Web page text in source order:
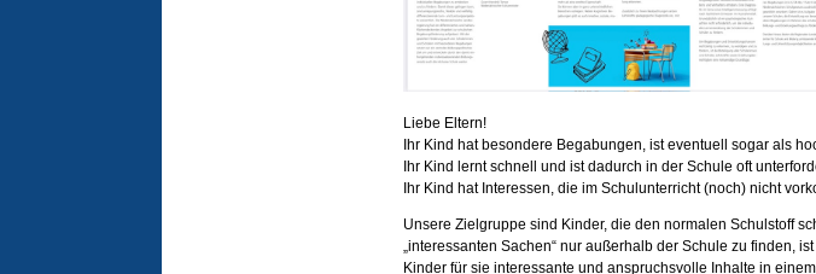
Liebe Eltern!
Ihr Kind hat besondere Begabungen, ist eventuell sogar als
Ihr Kind lernt schnell und ist dadurch in der Schule oft
Ihr Kind hat Interessen, die im Schulunterricht (noch) nicht
Unsere Zielgruppe sind Kinder, die den normalen Schulstoff
„interessanten Sachen“ nur außerhalb der Schule zu finden,
Kinder für sie interessante und anspruchsvolle Inhalte in